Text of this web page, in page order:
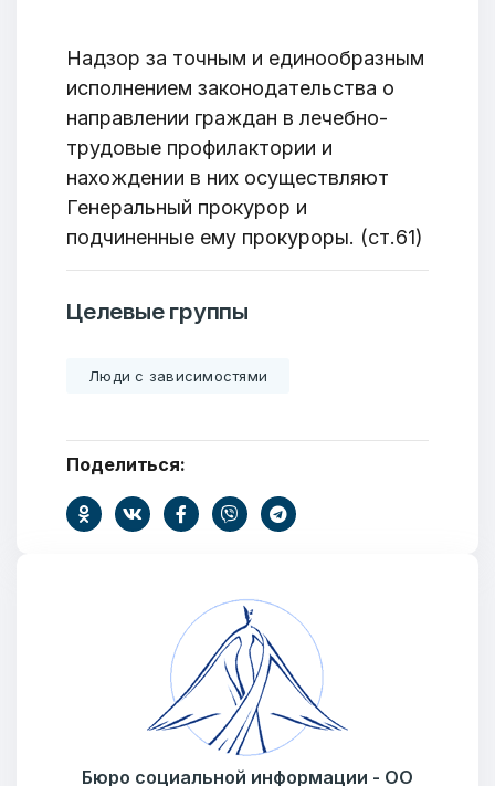
Надзор за точным и единообразным
исполнением законодательства о
направлении граждан в лечебно-
трудовые профилактории и
нахождении в них осуществляют
Генеральный прокурор и
подчиненные ему прокуроры. (ст.61)
Целевые группы
Люди с зависимостями
Поделиться:
Бюро социальной информации - ОО